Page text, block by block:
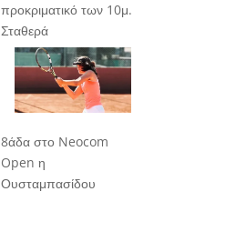
προκριματικό των 10μ.
Σταθερά
8άδα στο Neocom
Open η
Ουσταμπασίδου